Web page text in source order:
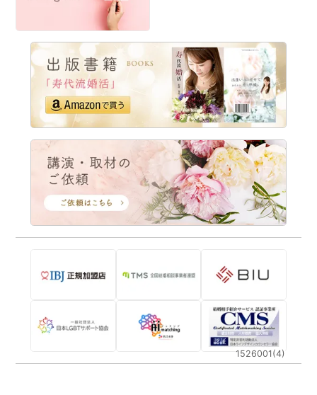
1526001(4)